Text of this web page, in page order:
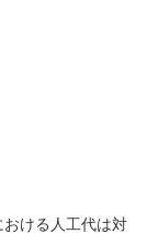
ける人工代は対